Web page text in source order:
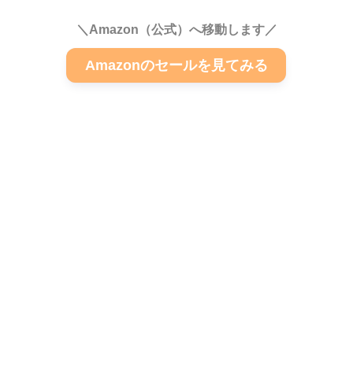
＼Amazon（公式）へ移動します／
Amazonのセールを見てみる